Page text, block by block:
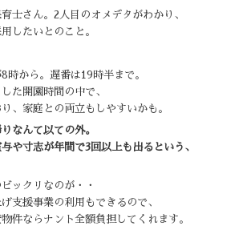
士さん。2人目のオメデタがわかり、
したいとのこと。
時から。遅番は19時半まで。
た開園時間の中で、
、家庭との両立もしやすいかも。
なんて以ての外。
や寸志が年間で3回以上も出るという、
ックリなのが・・
支援事業の利用もできるので、
件ならナント全額負担してくれます。